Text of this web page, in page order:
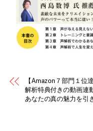
【Amazon７部門１位
解析特典付きの動画連
あなたの真の魅力を引